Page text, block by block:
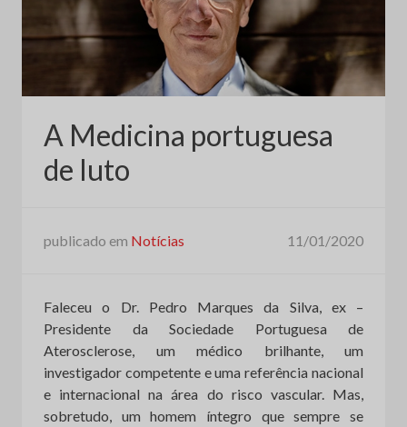
A Medicina portuguesa
de luto
publicado em Notícias 11/01/2020
Faleceu o Dr. Pedro Marques da Silva, ex –
Presidente da Sociedade Portuguesa de
Aterosclerose, um médico brilhante, um
investigador competente e uma referência nacional
e internacional na área do risco vascular. Mas,
sobretudo, um homem íntegro que sempre se